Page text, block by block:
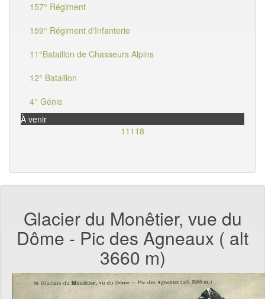
157° Régiment
159° Régiment d'Infanterie
11°Bataillon de Chasseurs Alpins
12° Bataillon
4° Génie
À venir
11118
Glacier du Monêtier, vue du
Dôme - Pic des Agneaux ( alt
3660 m)